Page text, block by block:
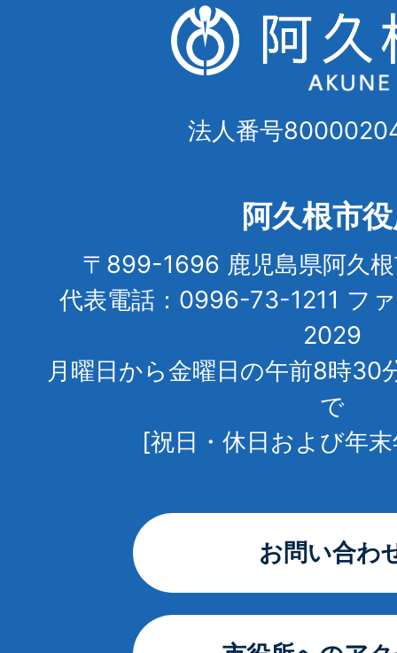
法人番号
阿久根市
〒899-1696 鹿児島県阿久
代表電話：0996-73-1211 フ
2029
月曜日から金曜日の午前8時30
で
[祝日・休日および年
お問い合わ